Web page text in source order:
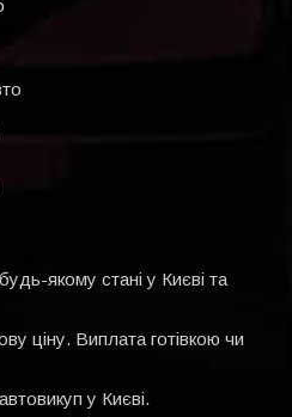
якому стані у Києві та
ціну. Виплата готівкою чи
у Києві.